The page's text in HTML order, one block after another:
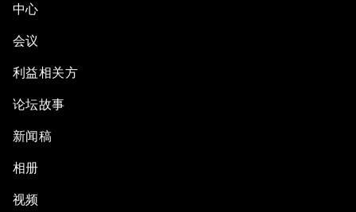
中心
会议
利益相关方
论坛故事
新闻稿
相册
视频